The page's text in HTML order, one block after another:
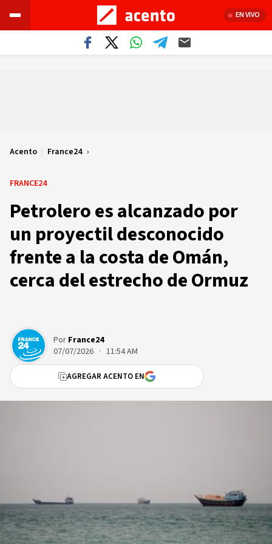
EN VIVO
Acento | France24
FRANCE24
Petrolero es alcanzado por
un proyectil desconocido
frente a la costa de Omán,
cerca del estrecho de Ormuz
Por France24
07/07/2026 · 11:54 AM
AGREGAR ACENTO EN